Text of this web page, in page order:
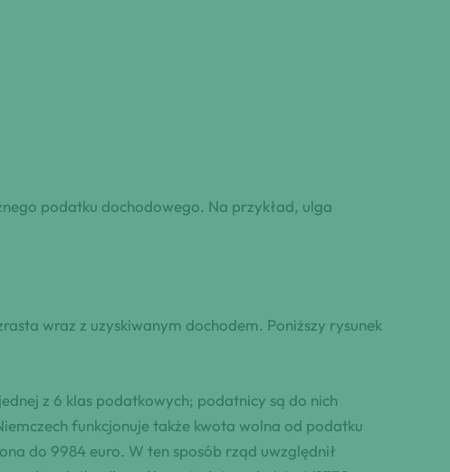
podatku dochodowego. Na przykład, ulga
wraz z uzyskiwanym dochodem. Poniższy rysunek
z 6 klas podatkowych; podatnicy są do nich
funkcjonuje także kwota wolna od podatku
do 9984 euro. W ten sposób rząd uwzględnił